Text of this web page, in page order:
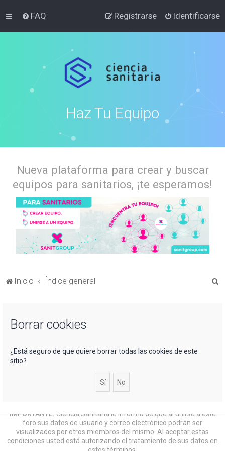
FAQ Identificarse
Registrarse
Haz Tu Equipo
Nueva plataforma para crear y buscar
equipos para sanitarios, ¡te esperamos!
Inicio Índice general
Borrar cookies
¿Está seguro de que quiere borrar todas las cookies de este
sitio?
IMPORTANTE: Ciencia Sanitaria le informa de que al unirse a este
foro sus datos de usuario y correo electrónico podrán ser
visualizados por otros miembros del mismo. Al aceptar estas
condiciones usted está autorizando el tratamiento de sus datos en